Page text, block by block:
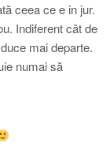
ceea ce e in jur.
Indiferent cât de
mai departe.
numai să